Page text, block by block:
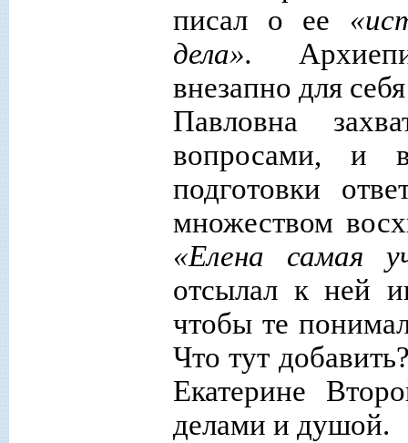
писал о ее
дела».
внезапно для
Павловна
вопросами, и
подготовки
множеством
«Елена самая
отсылал к ней
чтобы те
Что тут
Екатерине
делами и душой.